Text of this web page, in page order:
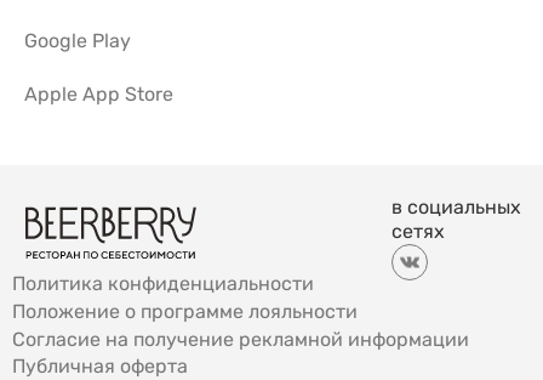
Google Play
Apple App Store
в социальных
сетях
Политика конфиденциальности
Положение о программе лояльности
Согласие на получение рекламной информации
Публичная оферта